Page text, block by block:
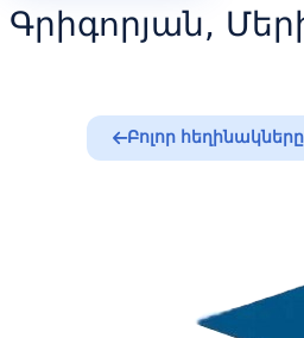
Գրիգորյան,
Բոլոր հեղինակները